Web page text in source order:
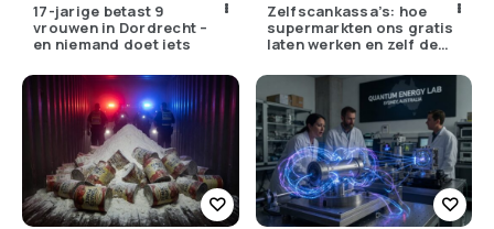
17-jarige betast 9
vrouwen in Dordrecht –
en niemand doet iets
Zelfscankassa’s: hoe
supermarkten ons gratis
laten werken en zelf de